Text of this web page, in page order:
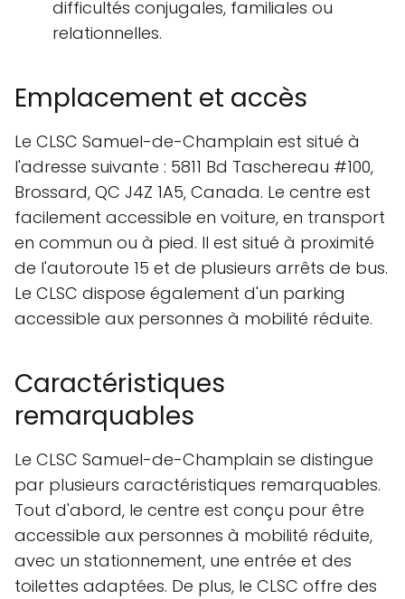
difficultés conjugales, familiales ou
relationnelles.
Emplacement et accès
Le CLSC Samuel-de-Champlain est situé à
l'adresse suivante : 5811 Bd Taschereau #100,
Brossard, QC J4Z 1A5, Canada. Le centre est
facilement accessible en voiture, en transport
en commun ou à pied. Il est situé à proximité
de l'autoroute 15 et de plusieurs arrêts de bus.
Le CLSC dispose également d'un parking
accessible aux personnes à mobilité réduite.
Caractéristiques
remarquables
Le CLSC Samuel-de-Champlain se distingue
par plusieurs caractéristiques remarquables.
Tout d'abord, le centre est conçu pour être
accessible aux personnes à mobilité réduite,
avec un stationnement, une entrée et des
toilettes adaptées. De plus, le CLSC offre des